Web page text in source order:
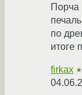
Порча
по
итоге
firkax